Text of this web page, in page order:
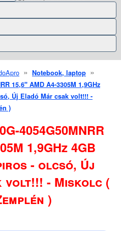
» Notebook, laptop »
15,6" AMD A4-3305M 1,9GHz
Új Eladó Már csak volt!!! -
)
4054G50MNRR
1,9GHz 4GB
- olcsó, Új
volt!!! - Miskolc (
)